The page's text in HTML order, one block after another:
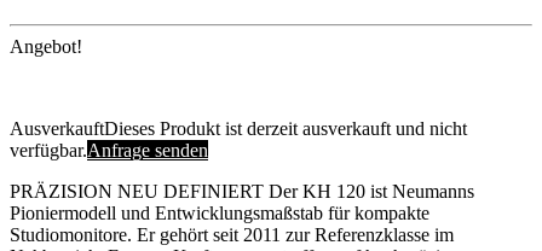
Angebot!
AusverkauftDieses Produkt ist derzeit ausverkauft und nicht
verfügbar.Anfrage senden
PRÄZISION NEU DEFINIERT Der KH 120 ist Neumanns
Pioniermodell und Entwicklungsmaßstab für kompakte
Studiomonitore. Er gehört seit 2011 zur Referenzklasse im